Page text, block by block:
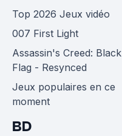
Top 2026 Jeux vidéo
007 First Light
Assassin's Creed: Black
Flag - Resynced
Jeux populaires en ce
moment
BD